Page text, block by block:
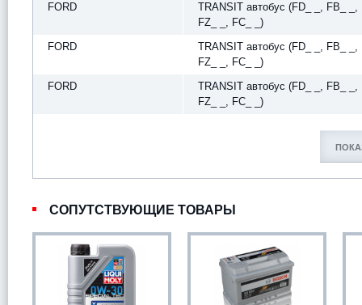
FORD
TRANSIT автобус (FD_ _, FB_ _,
FZ_ _, FC_ _)
FORD
TRANSIT автобус (FD_ _, FB_ _,
FZ_ _, FC_ _)
FORD
TRANSIT автобус (FD_ _, FB_ _,
FZ_ _, FC_ _)
СОПУТСТВУЮЩИЕ ТОВАРЫ